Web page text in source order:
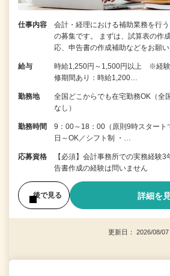
仕事内容
会計・経理における補助業務を行
の募集です。 まずは、試算表の作
応、申告書の作成補助などをお願
給与
時給1,250円～1,500円以上 ※経験
修期間あり：時給1,200…
勤務地
全国どこからでも在宅勤務OK（全
なし）
勤務時間
9：00～18：00（原則9時スタート
日～OK／シフト制 ・…
応募資格
【必須】会計事務所での実務経
告書作成の経験は問いません
後で見る 詳細を
更新日： 2026/08/